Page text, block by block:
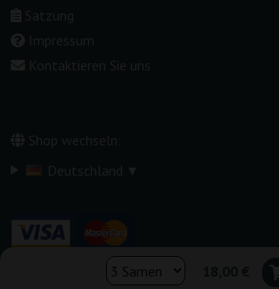
Satzung
Impressum
Kontaktieren Sie uns
Shop wechseln:
Deutschland ▾